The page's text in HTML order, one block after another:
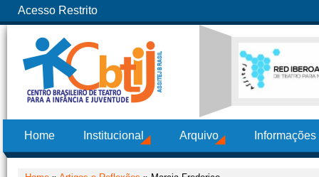
Acesso Restrito
Home Institucional Arquivo